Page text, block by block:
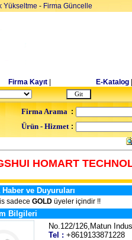
Yükseltme - Firma Güncelle
Firma Kayıt E-Katalog
Firma Arama :
Ürün - Hizmet :
HOMART
Haber ve Duyuruları
sadece GOLD üyeler içindir !!
Bilgileri
No.122/126,Matun
Tel :